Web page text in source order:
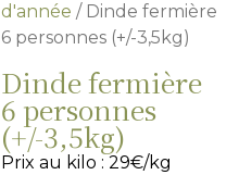
d'année / Dinde fermière
6 personnes (+/-3,5kg)
Dinde fermière
6 personnes
(+/-3,5kg)
Prix au kilo : 29€/kg